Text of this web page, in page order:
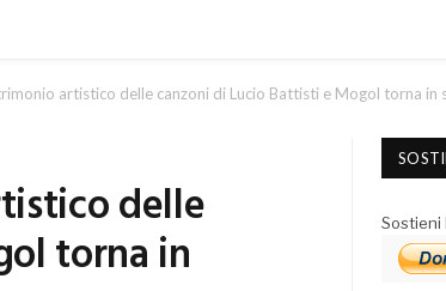
artistico delle canzoni di Lucio Battisti e Mogol torna in
delle
torna in
Sostieni